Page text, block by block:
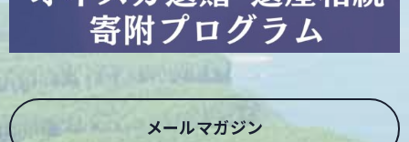
メールマガジン